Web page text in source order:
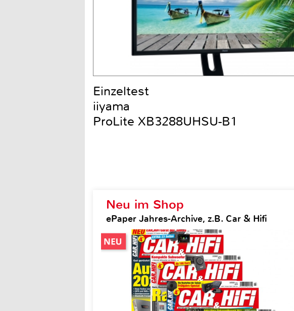
Neu im Shop
ePaper Jahres-Archive, z.B. Car & Hifi
Einzeltest
iiyama
ProLite XB3288UHSU-B1